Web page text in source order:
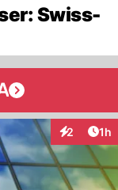
Swiss-
2 1h